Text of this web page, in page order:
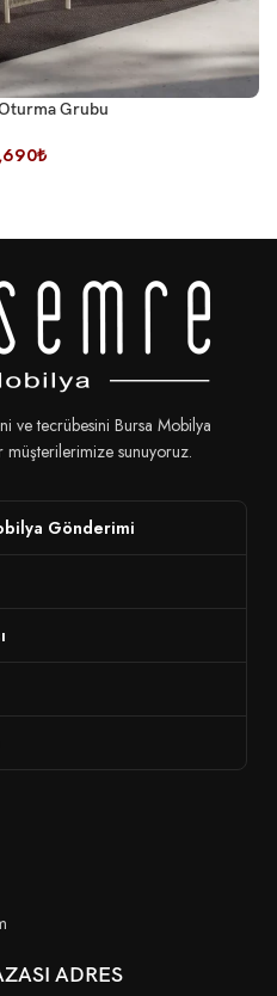
Grubu
₺
ve tecrübesini Bursa Mobilya
müşterilerimize sunuyoruz.
Gönderimi
ADRES